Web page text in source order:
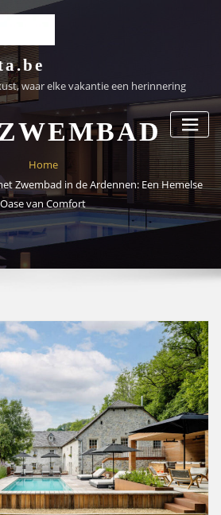
waar elke vakantie een herinnering
Home
Zwembad in de Ardennen: Een Hemelse
Oase van Comfort